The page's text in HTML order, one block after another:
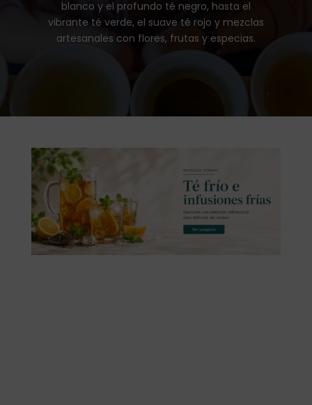
blanco y el profundo té negro, hasta el
vibrante té verde, el suave té rojo y mezclas
artesanales con flores, frutas y especias.